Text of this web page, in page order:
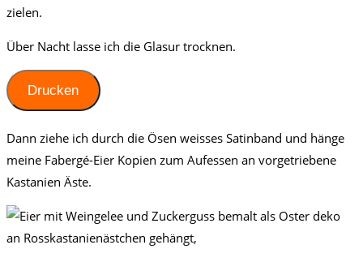
zielen.
Über Nacht lasse ich die Glasur trocknen.
Drucken
Dann ziehe ich durch die Ösen weisses Satinband und hänge
meine Fabergé-Eier Kopien zum Aufessen an vorgetriebene
Kastanien Äste.